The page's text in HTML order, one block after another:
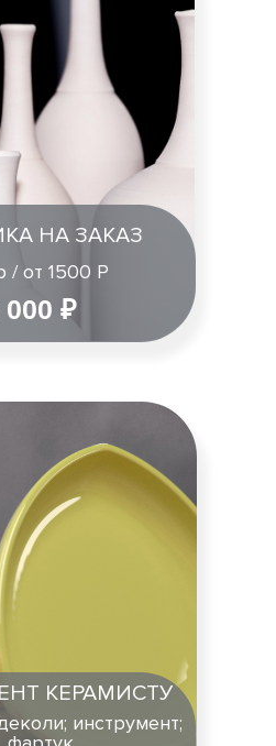
НА ЗАКАЗ
/ от 1500 Р
000 ₽
КЕРАМИСТУ
инструмент;